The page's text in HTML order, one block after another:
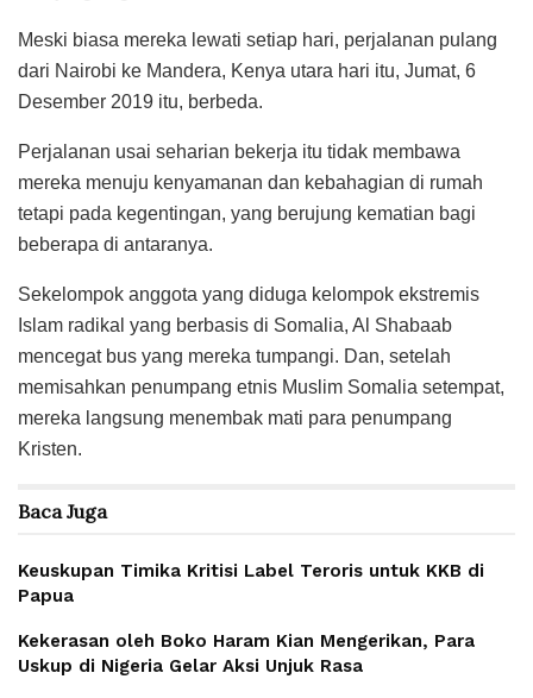
Meski biasa mereka lewati setiap hari, perjalanan pulang
dari Nairobi ke Mandera, Kenya utara hari itu, Jumat, 6
Desember 2019 itu, berbeda.
Perjalanan usai seharian bekerja itu tidak membawa
mereka menuju kenyamanan dan kebahagian di rumah
tetapi pada kegentingan, yang berujung kematian bagi
beberapa di antaranya.
Sekelompok anggota yang diduga kelompok ekstremis
Islam radikal yang berbasis di Somalia, Al Shabaab
mencegat bus yang mereka tumpangi. Dan, setelah
memisahkan penumpang etnis Muslim Somalia setempat,
mereka langsung menembak mati para penumpang
Kristen.
Baca Juga
Keuskupan Timika Kritisi Label Teroris untuk KKB di
Papua
Kekerasan oleh Boko Haram Kian Mengerikan, Para
Uskup di Nigeria Gelar Aksi Unjuk Rasa